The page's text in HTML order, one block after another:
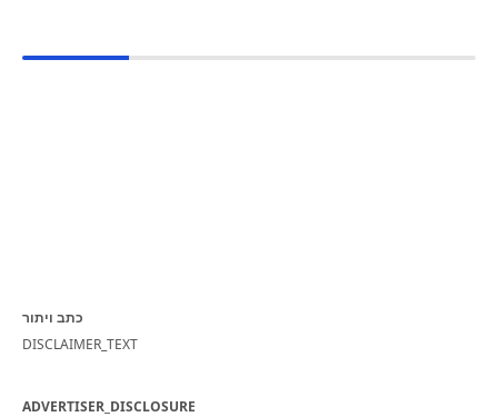
כתב ויתור
DISCLAIMER_TEXT
ADVERTISER_DISCLOSURE